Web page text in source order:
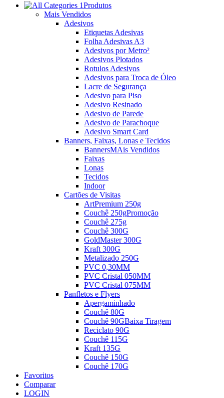
Produtos
Mais Vendidos
Adesivos
Etiquetas Adesivas
Folha Adesivas A3
Adesivos por Metro²
Adesivos Plotados
Rotulos Adesivos
Adesivos para Troca de Óleo
Lacre de Segurança
Adesivo para Piso
Adesivo Resinado
Adesivo de Parede
Adesivo de Parachoque
Adesivo Smart Card
Banners, Faixas, Lonas e Tecidos
BannersMAis Vendidos
Faixas
Lonas
Tecidos
Indoor
Cartões de Visitas
ArtPremium 250g
Couchê 250gPromoção
Couchê 275g
Couchê 300G
GoldMaster 300G
Kraft 300G
Metalizado 250G
PVC 0,30MM
PVC Cristal 050MM
PVC Cristal 075MM
Panfletos e Flyers
Apergaminhado
Couchê 80G
Couchê 90GBaixa Tiragem
Reciclato 90G
Couchê 115G
Kraft 135G
Couchê 150G
Couchê 170G
Favoritos
Comparar
LOGIN